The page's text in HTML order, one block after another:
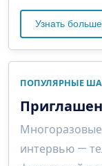
Узнать
ПОПУЛЯРНЫЕ
интервью —